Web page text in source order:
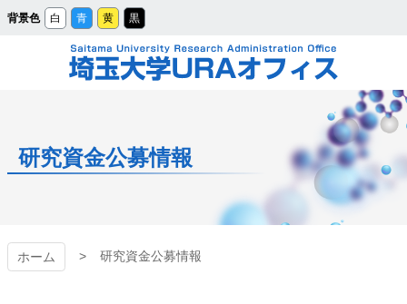
メ
イ
背景色 白 青 黄 黒
ス
研究資金公募情報
ホーム 研究資金公募情報